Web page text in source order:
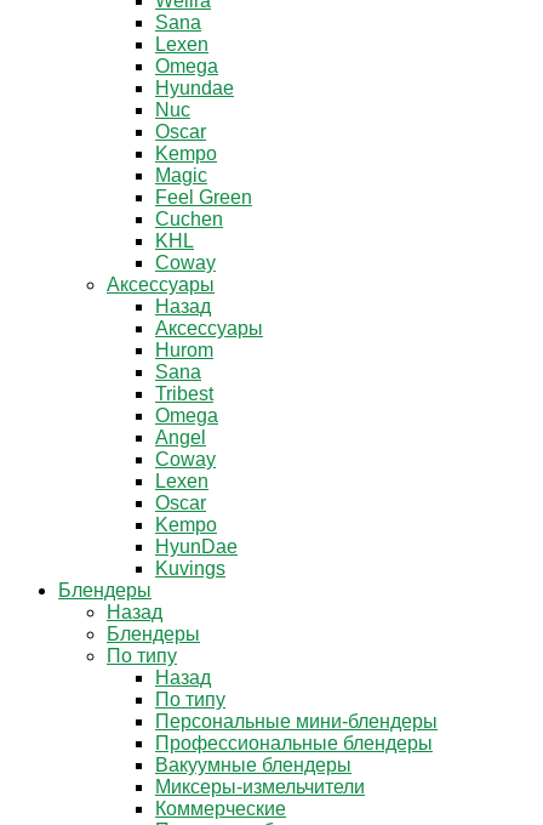
Sana
Lexen
Omega
Hyundae
Nuc
Oscar
Kempo
Magic
Feel Green
Cuchen
KHL
Coway
Аксессуары
Назад
Аксессуары
Hurom
Sana
Tribest
Omega
Angel
Coway
Lexen
Oscar
Kempo
HyunDae
Kuvings
Блендеры
Назад
Блендеры
По типу
Назад
По типу
Персональные мини-блендеры
Профессиональные блендеры
Вакуумные блендеры
Миксеры-измельчители
Коммерческие